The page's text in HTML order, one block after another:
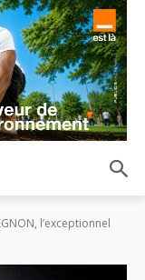
l’exceptionnel